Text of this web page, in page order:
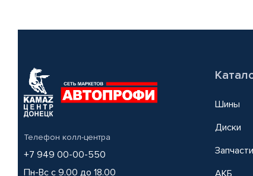
Телефон колл-центра
+7 949 00-00-550
Пн-Вс с 9.00 до 18.00
Шины
Диски
Запчасти
АКБ